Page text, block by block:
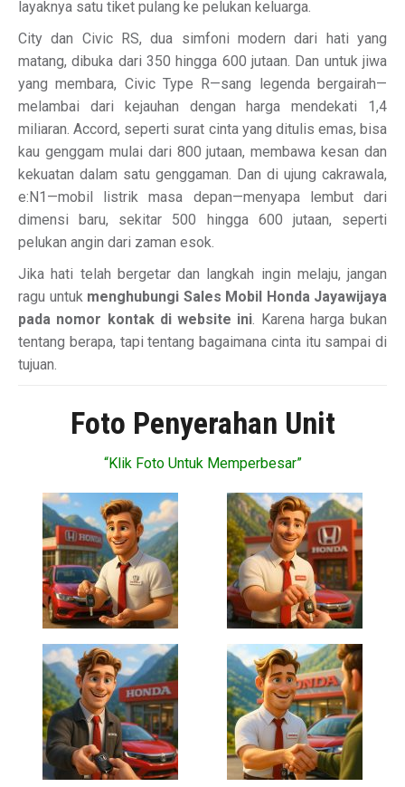
layaknya satu tiket pulang ke pelukan keluarga.
City dan Civic RS, dua simfoni modern dari hati yang
matang, dibuka dari 350 hingga 600 jutaan. Dan untuk jiwa
yang membara, Civic Type R—sang legenda bergairah—
melambai dari kejauhan dengan harga mendekati 1,4
miliaran. Accord, seperti surat cinta yang ditulis emas, bisa
kau genggam mulai dari 800 jutaan, membawa kesan dan
kekuatan dalam satu genggaman. Dan di ujung cakrawala,
e:N1—mobil listrik masa depan—menyapa lembut dari
dimensi baru, sekitar 500 hingga 600 jutaan, seperti
pelukan angin dari zaman esok.
Jika hati telah bergetar dan langkah ingin melaju, jangan
ragu untuk menghubungi Sales Mobil Honda Jayawijaya
pada nomor kontak di website ini. Karena harga bukan
tentang berapa, tapi tentang bagaimana cinta itu sampai di
tujuan.
Foto Penyerahan Unit
“Klik Foto Untuk Memperbesar”